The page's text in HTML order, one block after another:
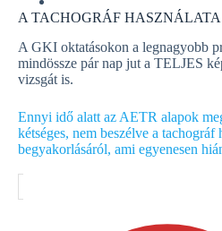
A TACHOGRÁF HASZNÁLATA
A GKI oktatásokon a legnagyobb
mindössze pár nap jut a TELJES
vizsgát is.
Ennyi idő alatt az AETR alapok
kétséges, nem beszélve a tachográf
begyakorlásáról, ami egyenesen